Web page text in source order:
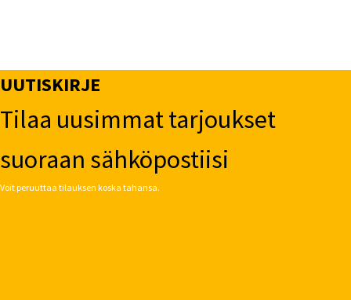
UUTISKIRJE
Tilaa uusimmat tarjoukset
suoraan sähköpostiisi
Voit peruuttaa tilauksen koska tahansa.